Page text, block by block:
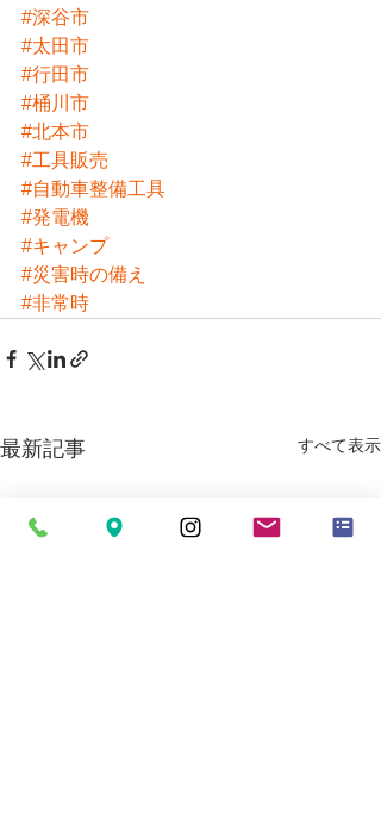
#深谷市
#太田市
#行田市
#桶川市
#北本市
#工具販売
#自動車整備工具
#発電機
#キャンプ
#災害時の備え
#非常時
最新記事 すべて表示